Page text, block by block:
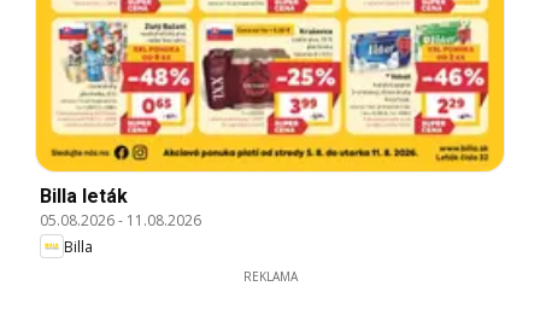
Billa leták
05.08.2026- 11.08.2026
Billa
REKLAMA